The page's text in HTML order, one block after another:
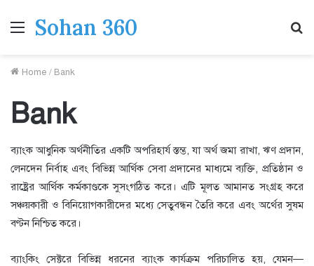
MenuSohan 360
Home / Bank
Bank
ব্যাংক আধুনিক অর্থনীতির একটি অপরিহার্য স্তম্ভ, যা অর্থ জমা রাখা, ঋণ প্রদান,
লেনদেন নির্বাহ এবং বিভিন্ন আর্থিক সেবা প্রদানের মাধ্যমে ব্যক্তি, প্রতিষ্ঠান ও
রাষ্ট্রের আর্থিক কর্মকাণ্ডকে সুসংগঠিত করে। এটি মূলত আমানত সংগ্রহ করে
সঞ্চয়কারী ও বিনিয়োগকারীদের মধ্যে সেতুবন্ধন তৈরি করে এবং অর্থের সুষম
বণ্টন নিশ্চিত করে।
ব্যাংকিং সেক্টরে বিভিন্ন ধরনের ব্যাংক কার্যক্রম পরিচালিত হয়, যেমন—